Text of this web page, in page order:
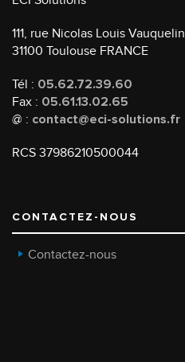
111, rue Nicolas Louis Vauquelin
31100 Toulouse FRANCE
Tél : 05.62.72.39.60
Fax : 05.61.13.02.65
@ : contact@eci-solutions.fr
RCS 37986210500044
CONTACTEZ-NOUS
Contactez-nous